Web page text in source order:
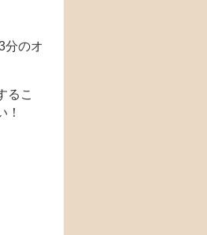
分のオ
るこ
！